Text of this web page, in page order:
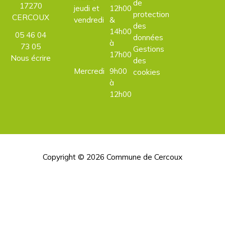
17270
CERCOUX
05 46 04
73 05
Nous écrire
jeudi et
vendredi
12h00
&
14h00
à
17h00
Mercredi 9h00
à
12h00
de
protection
des
données
Gestions
des
cookies
Copyright © 2026 Commune de Cercoux